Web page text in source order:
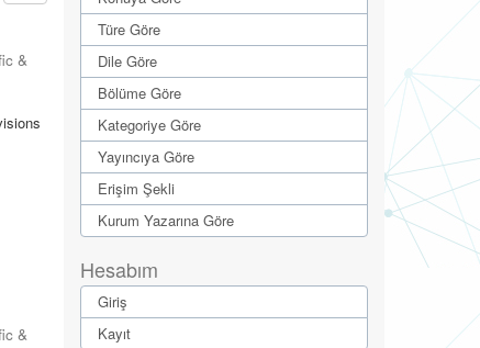
&
&
Türe Göre
Dile Göre
Bölüme Göre
Kategoriye Göre
Yayıncıya Göre
Erişim Şekli
Kurum Yazarına Göre
Hesabım
Giriş
Kayıt